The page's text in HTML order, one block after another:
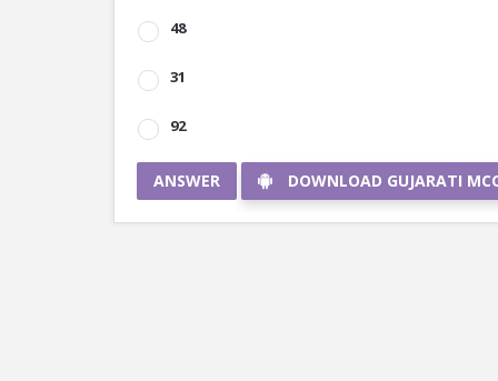
48
31
92
ANSWER DOWNLOAD GUJARATI